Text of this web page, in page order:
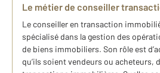
Le métier de conseiller
Le conseiller en transaction
spécialisé dans la gestion des
de biens immobiliers. Son rôle est
qu’ils soient vendeurs ou acheteurs,